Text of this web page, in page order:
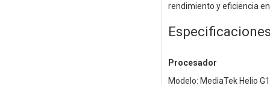
rendimiento y eficiencia
Procesador
Modelo: MediaTek Helio